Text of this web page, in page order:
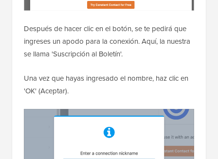
Después de hacer clic en el botón, se te pedirá que
ingreses un apodo para la conexión. Aquí, la nuestra
se llama 'Suscripción al Boletín'.
Una vez que hayas ingresado el nombre, haz clic en
'OK' (Aceptar).